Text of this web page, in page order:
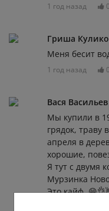
1 год назад 0
Гриша
Меня бесит
1 год назад 0
Вася Васильев
Мы купили в
грядок, траву
апреля в
хорошие,
Я тут с двумя
Мурзинка
Это кайф.